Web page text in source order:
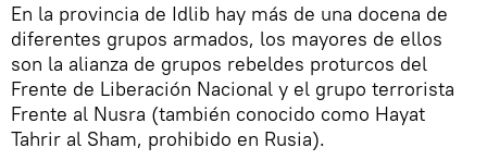
En la provincia de Idlib hay más de una docena de
diferentes grupos armados, los mayores de ellos
son la alianza de grupos rebeldes proturcos del
Frente de Liberación Nacional y el grupo terrorista
Frente al Nusra (también conocido como Hayat
Tahrir al Sham, prohibido en Rusia).